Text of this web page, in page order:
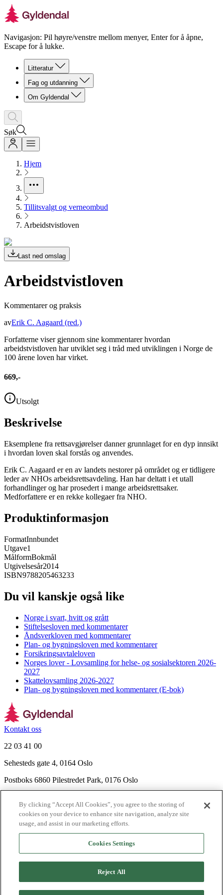
Navigasjon: Pil høyre/venstre mellom menyer, Enter for å åpne,
Escape for å lukke.
Litteratur
Fag og utdanning
Om Gyldendal
Søk
Hjem
Tillitsvalgt og verneombud
Arbeidstvistloven
Last ned omslag
Arbeidstvistloven
Kommentarer og praksis
avErik C. Aagaard (red.)
Forfatterne viser gjennom sine kommentarer hvordan
arbeidstvistloven har utviklet seg i tråd med utviklingen i Norge de
100 årene loven har virket.
669,-
Utsolgt
Beskrivelse
Eksemplene fra rettsavgjørelser danner grunnlaget for en dyp innsikt
i hvordan loven skal forstås og anvendes.
Erik C. Aagaard er en av landets nestorer på området og er tidligere
leder av NHOs arbeidsrettsavdeling. Han har deltatt i et utall
forhandlinger og har prosedert i mange arbeidsrettsaker.
Medforfattere er en rekke kollegaer fra NHO.
Produktinformasjon
FormatInnbundet
Utgave1
MålformBokmål
Utgivelsesår2014
ISBN9788205463233
Du vil kanskje også like
Norge i svart, hvitt og grått
Stiftelsesloven med kommentarer
Åndsverkloven med kommentarer
Plan- og bygningsloven med kommentarer
Forsikringsavtaleloven
Norges lover - Lovsamling for helse- og sosialsektoren 2026-
2027
Skattelovsamling 2026-2027
Plan- og bygningsloven med kommentarer (E-bok)
Kontakt oss
22 03 41 00
Sehesteds gate 4, 0164 Oslo
Postboks 6860 Pilestredet Park, 0176 Oslo
Nyhetsbrev
Ledige stillinger
Send inn manus
Agency
By clicking “Accept All Cookies”, you agree to the storing of
cookies on your device to enhance site navigation, analyze site
usage, and assist in our marketing efforts.
Cookies Settings
Reject All